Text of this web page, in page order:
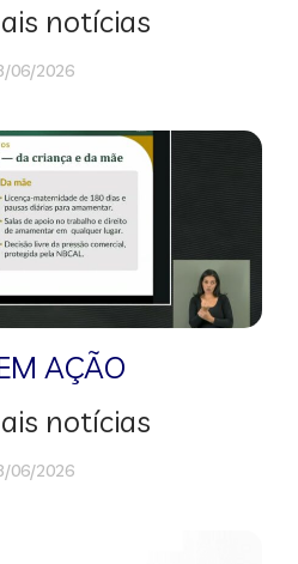
notícias
06/2026
AÇÃO
notícias
06/2026